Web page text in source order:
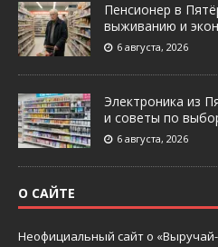
Пенсионер в
выживанию и
6 августа, 2026
Электроника из
и советы по
6 августа, 2026
О САЙТЕ
Неофициальный сайт о